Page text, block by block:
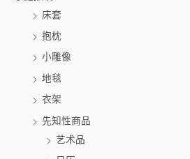
床套
抱枕
小雕像
地毯
衣架
先知性商品
艺术品